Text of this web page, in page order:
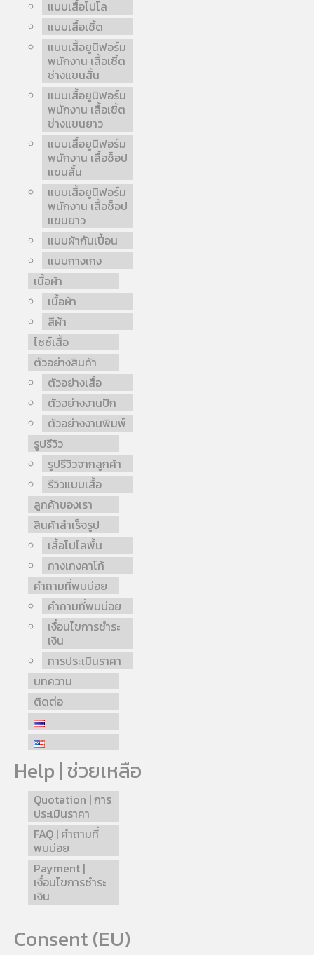
แบบเสื้อโปโล
แบบเสื้อเชิ้ต
แบบเสื้อยูนิฟอร์ม
พนักงาน เสื้อเชิ้ต
ช่างแขนสั้น
แบบเสื้อยูนิฟอร์ม
พนักงาน เสื้อเชิ้ต
ช่างแขนยาว
แบบเสื้อยูนิฟอร์ม
พนักงาน เสื้อช็อป
แขนสั้น
แบบเสื้อยูนิฟอร์ม
พนักงาน เสื้อช็อป
แขนยาว
แบบผ้ากันเปื้อน
แบบกางเกง
เนื้อผ้า
เนื้อผ้า
สีผ้า
ไซซ์เสื้อ
ตัวอย่างสินค้า
ตัวอย่างเสื้อ
ตัวอย่างงานปัก
ตัวอย่างงานพิมพ์
รูปรีวิว
รูปรีวิวจากลูกค้า
รีวิวแบบเสื้อ
ลูกค้าของเรา
สินค้าสำเร็จรูป
เสื้อโปโลพื้น
กางเกงคาโก้
คำถามที่พบบ่อย
คำถามที่พบบ่อย
เงื่อนไขการชำระ
เงิน
การประเมินราคา
บทความ
ติดต่อ
Help | ช่วยเหลือ
Quotation | การ
ประเมินราคา
FAQ | คำถามที่
พบบ่อย
Payment |
เงื่อนไขการชำระ
เงิน
Consent (EU)